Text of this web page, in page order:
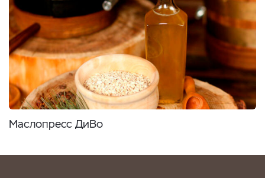
Маслопресс ДиВо